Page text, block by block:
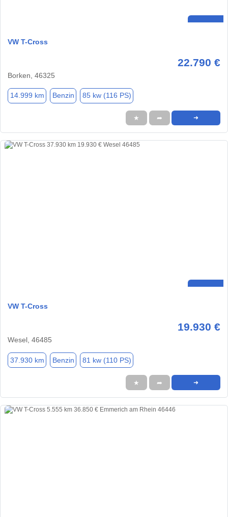
VW T-Cross
22.790 €
Borken, 46325
14.999 km Benzin 85 kw (116 PS)
★ ➦ ➜
VW T-Cross
19.930 €
Wesel, 46485
37.930 km Benzin 81 kw (110 PS)
★ ➦ ➜